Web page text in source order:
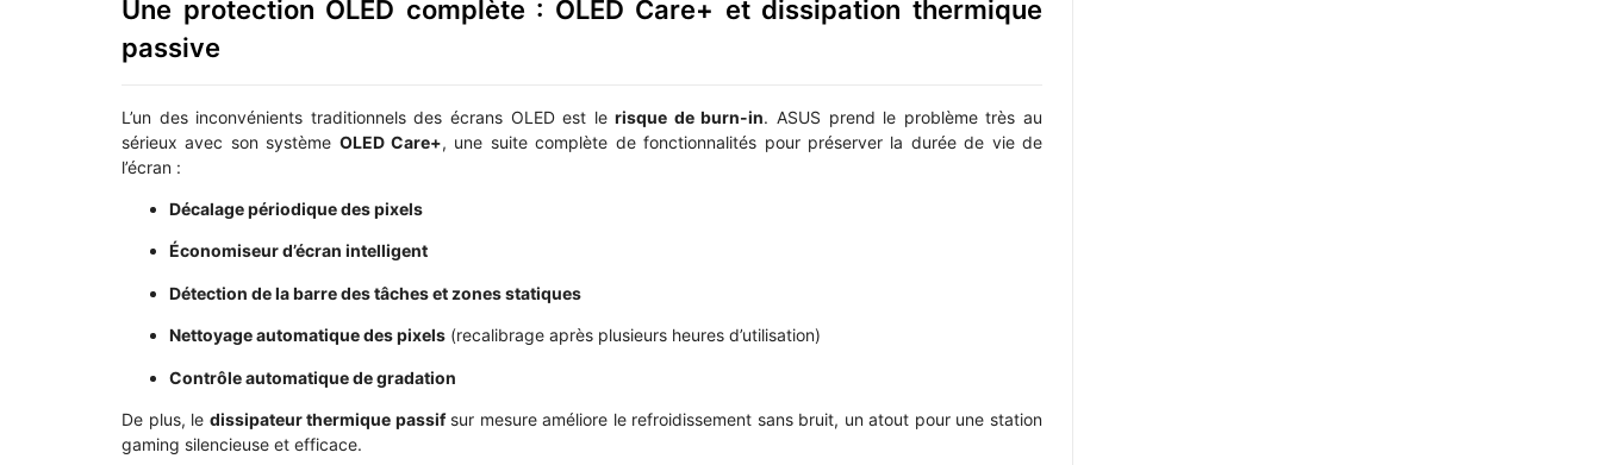
Une protection OLED complète : OLED Care+ et dissipation thermique
passive
L’un des inconvénients traditionnels des écrans OLED est lerisque de burn-in. ASUS prend le problème très au
sérieux avec son système OLED Care+, une suite complète de fonctionnalités pour préserver la durée de vie de
l’écran :
Décalage périodique des pixels
Économiseur d’écran intelligent
Détection de la barre des tâches et zones statiques
Nettoyage automatique des pixels (recalibrage après plusieurs heures d’utilisation)
Contrôle automatique de gradation
De plus, le dissipateur thermique passifsur mesure améliore le refroidissement sans bruit, un atout pour une station
gaming silencieuse et efficace.